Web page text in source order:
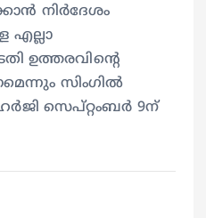
നിർദേശം
എല്ലാ
ഉത്തരവിന്‍റെ
സിംഗിൽ
സെപ്റ്റംബർ 9ന്